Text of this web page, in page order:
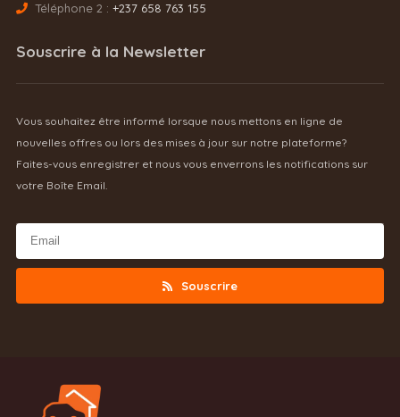
Téléphone 2 : +237 658 763 155
Souscrire à la Newsletter
Vous souhaitez être informé lorsque nous mettons en ligne de
nouvelles offres ou lors des mises à jour sur notre plateforme?
Faites-vous enregistrer et nous vous enverrons les notifications sur
votre Boîte Email.
Souscrire